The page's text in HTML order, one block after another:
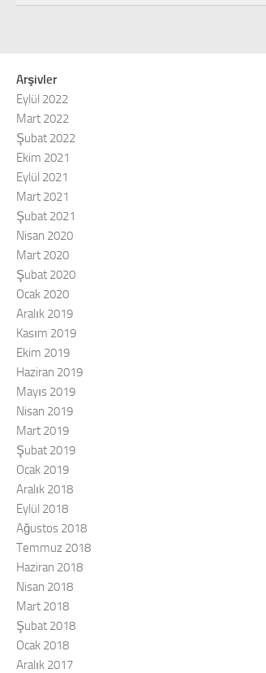
Arşivler
Eylül 2022
Mart 2022
Şubat 2022
Ekim 2021
Eylül 2021
Mart 2021
Şubat 2021
Nisan 2020
Mart 2020
Şubat 2020
Ocak 2020
Aralık 2019
Kasım 2019
Ekim 2019
Haziran 2019
Mayıs 2019
Nisan 2019
Mart 2019
Şubat 2019
Ocak 2019
Aralık 2018
Eylül 2018
Ağustos 2018
Temmuz 2018
Haziran 2018
Nisan 2018
Mart 2018
Şubat 2018
Ocak 2018
Aralık 2017